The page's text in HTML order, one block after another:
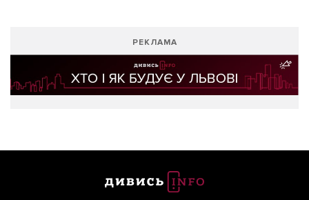
РЕКЛАМА